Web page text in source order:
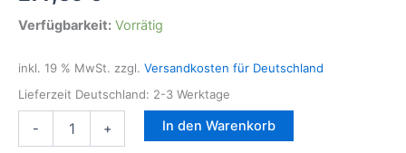
Verfügbarkeit: Vorrätig
inkl. 19 % MwSt. zzgl. Versandkosten für Deutschland
Lieferzeit Deutschland: 2-3 Werktage
- + In den Warenkorb